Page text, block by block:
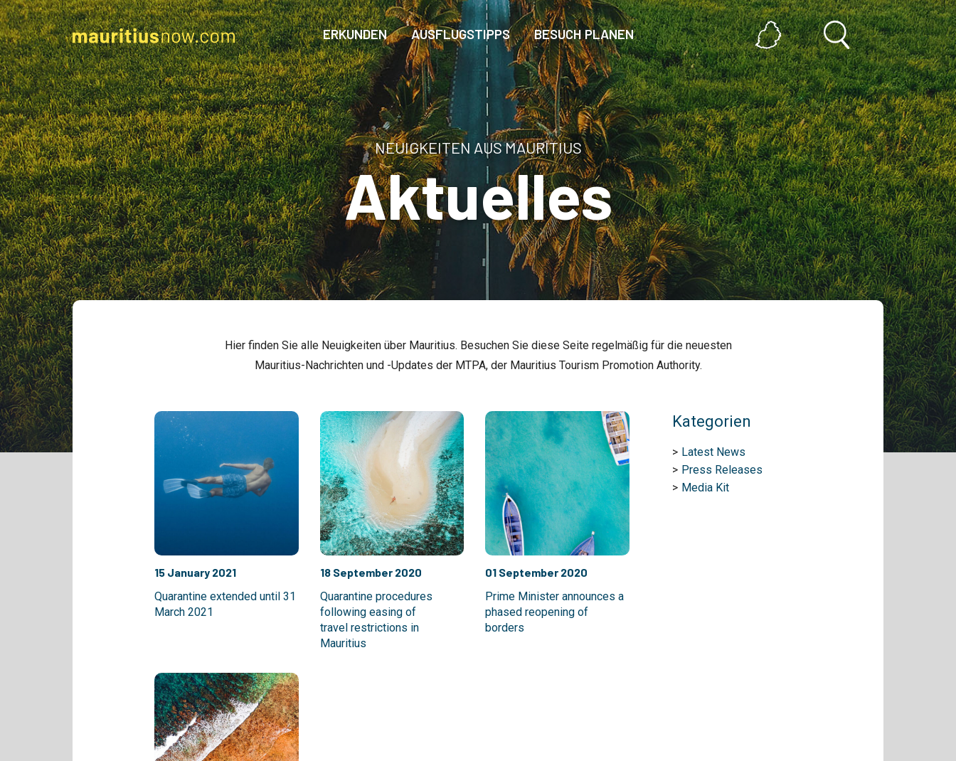
ERKUNDEN AUSFLUGSTIPPS BESUCH PLANEN
NEUIGKEITEN AUS MAURITIUS
Aktuelles
Hier finden Sie alle Neuigkeiten über Mauritius. Besuchen Sie diese Seite regelmäßig für die neuesten
Mauritius-Nachrichten und -Updates der MTPA, der Mauritius Tourism Promotion Authority.
15 January 2021
Quarantine extended until 31
March 2021
18 September 2020
Quarantine procedures
following easing of
travel restrictions in
Mauritius
01 September 2020
Prime Minister announces a
phased reopening of
borders
Kategorien
Latest News
Press Releases
Media Kit